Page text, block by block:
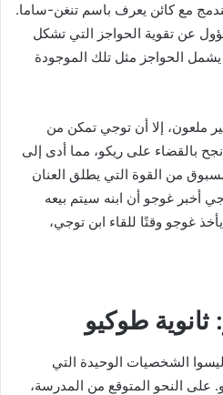
مع كائن يعرف باسم تنغن-ساما.
عن تقوية الحواجز التي تشكل
الحواجز مثل تلك الموجودة
ملعون، إلا أن توجي تمكن من
بالقضاء على ريكو، مما أدى إلى
من القوة التي يطلق العنان
أخبر غوجو أن ابنه سيتم بيعه
غوجو وقتًا للقاء ابن توجي،
ثانوية طوكيو
الشخصيات الوحيدة التي
على النحو المتوقع من المدرسة،